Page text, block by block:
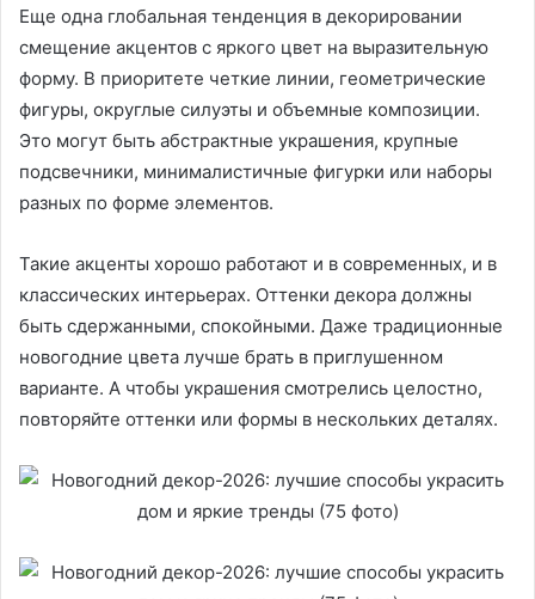
Еще одна глобальная тенденция в декорировании
смещение акцентов с яркого цвет на выразительную
форму. В приоритете четкие линии, геометрические
фигуры, округлые силуэты и объемные композиции.
Это могут быть абстрактные украшения, крупные
подсвечники, минималистичные фигурки или наборы
разных по форме элементов.
Такие акценты хорошо работают и в современных, и в
классических интерьерах. Оттенки декора должны
быть сдержанными, спокойными. Даже традиционные
новогодние цвета лучше брать в приглушенном
варианте. А чтобы украшения смотрелись целостно,
повторяйте оттенки или формы в нескольких деталях.